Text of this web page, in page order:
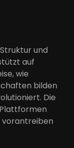
und
auf
wie
bilden
Die
vorantreiben